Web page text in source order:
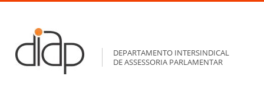
DEPARTAMENTO INTERSINDICAL
DE ASSESSORIA PARLAMENTAR